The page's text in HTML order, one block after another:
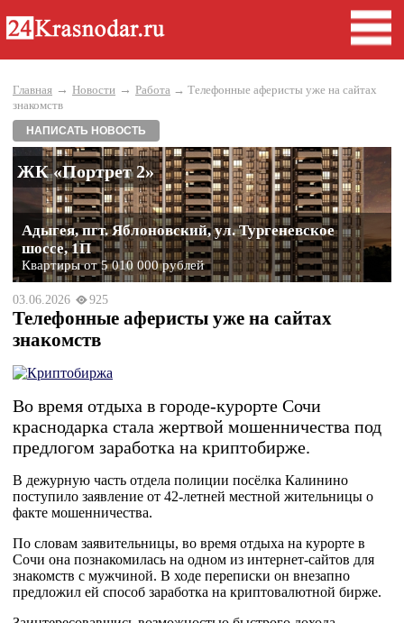
Главная → Новости → Работа → Телефонные аферисты уже на сайтах
знакомств
НАПИСАТЬ НОВОСТЬ
ЖК «Портрет 2»
Адыгея, пгт. Яблоновский, ул. Тургеневское
шоссе, 1П
Квартиры от 5 010 000 рублей
03.06.2026 925
Телефонные аферисты уже на сайтах
знакомств
Во время отдыха в городе-курорте Сочи
краснодарка стала жертвой мошенничества под
предлогом заработка на криптобирже.
В дежурную часть отдела полиции посёлка Калинино
поступило заявление от 42-летней местной жительницы о
факте мошенничества.
По словам заявительницы, во время отдыха на курорте в
Сочи она познакомилась на одном из интернет-сайтов для
знакомств с мужчиной. В ходе переписки он внезапно
предложил ей способ заработка на криптовалютной бирже.